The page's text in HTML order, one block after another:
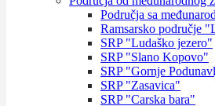
Područja sa
Ramsarsko područje
SRP "Ludaško jezero"
SRP "Slano Kopovo"
SRP "Gornje
SRP "Zasavica"
SRP "Carska bara"